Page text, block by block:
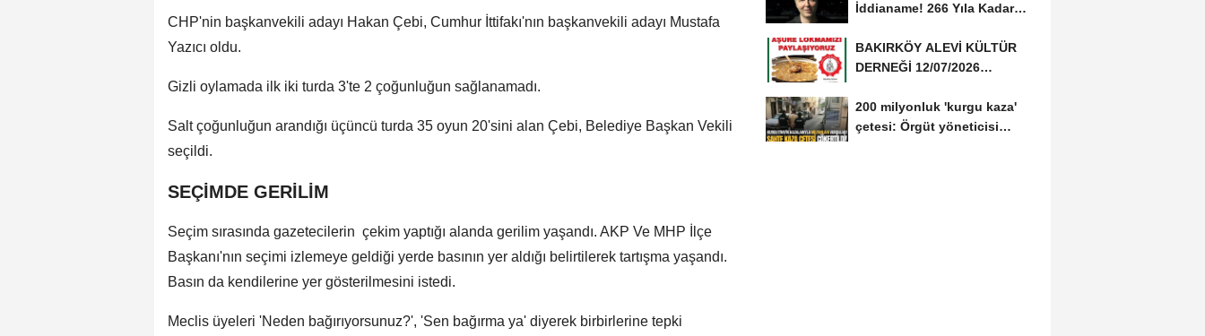
CHP'nin başkanvekili adayı Hakan Çebi, Cumhur İttifakı'nın başkanvekili adayı Mustafa
Yazıcı oldu.
Gizli oylamada ilk iki turda 3'te 2 çoğunluğun sağlanamadı.
Salt çoğunluğun arandığı üçüncü turda 35 oyun 20'sini alan Çebi, Belediye Başkan Vekili
seçildi.
SEÇİMDE GERİLİM
Seçim sırasında gazetecilerin çekim yaptığı alanda gerilim yaşandı. AKP Ve MHP İlçe
Başkanı'nın seçimi izlemeye geldiği yerde basının yer aldığı belirtilerek tartışma yaşandı.
Basın da kendilerine yer gösterilmesini istedi.
Meclis üyeleri 'Neden bağırıyorsunuz?', 'Sen bağırma ya' diyerek birbirlerine tepki
İddianame! 266 Yıla Kadar
BAKIRKÖY ALEVİ KÜLTÜR
DERNEĞİ 12/07/2026
DAVETİNE...
200 milyonluk 'kurgu kaza'
çetesi: Örgüt yöneticisi